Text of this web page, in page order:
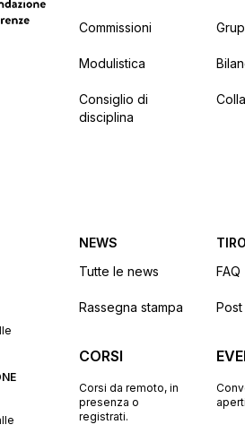
Commissioni
Modulistica
Consiglio di
disciplina
NEWS
Tutte le news
Rassegna stampa
FAQ
Post
CORSI
Corsi da remoto, in
presenza o
registrati.